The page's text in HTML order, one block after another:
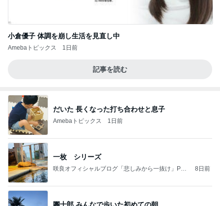
小倉優子 体調を崩し生活を見直し中
Amebaトピックス 1日前
記事を読む
だいた 長くなった打ち合わせと息子
Amebaトピックス 1日前
一枚 シリーズ
咲良オフィシャルブログ「悲しみから一抜け」Pow
8日前
團十郎 みんなで歩いた初めての朝